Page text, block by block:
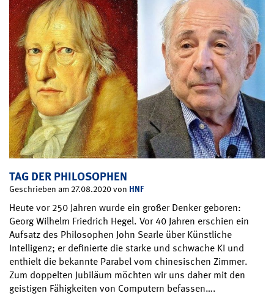
TAG DER PHILOSOPHEN
Geschrieben am 27.08.2020 von HNF
Heute vor 250 Jahren wurde ein großer Denker geboren:
Georg Wilhelm Friedrich Hegel. Vor 40 Jahren erschien ein
Aufsatz des Philosophen John Searle über Künstliche
Intelligenz; er definierte die starke und schwache KI und
enthielt die bekannte Parabel vom chinesischen Zimmer.
Zum doppelten Jubiläum möchten wir uns daher mit den
geistigen Fähigkeiten von Computern befassen….